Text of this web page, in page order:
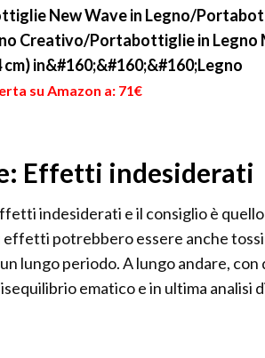
questo vi...
un col...
New Wave in Legno/
Creativo/Portabottiglie in Legno
in&#160;&#160;&#160;Legno
su Amazon a: 71€
Effetti indesiderati
indesiderati e il consiglio è
potrebbero essere anche
lungo periodo. A lungo andare,
ematico e in ultima analisi